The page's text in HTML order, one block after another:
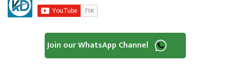
Join our WhatsApp Channel